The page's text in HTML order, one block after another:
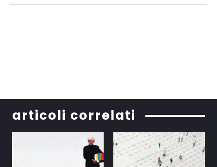
articoli correlati